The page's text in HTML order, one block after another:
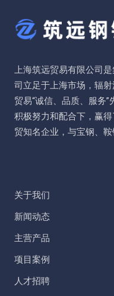
上海筑远贸易有限公司
司立足于上海市场，辐
贸易“诚信、品质、服务
积极努力和配合下，赢
贸知名企业，与宝钢、
关于我们
新闻动态
主营产品
项目案例
人才招聘